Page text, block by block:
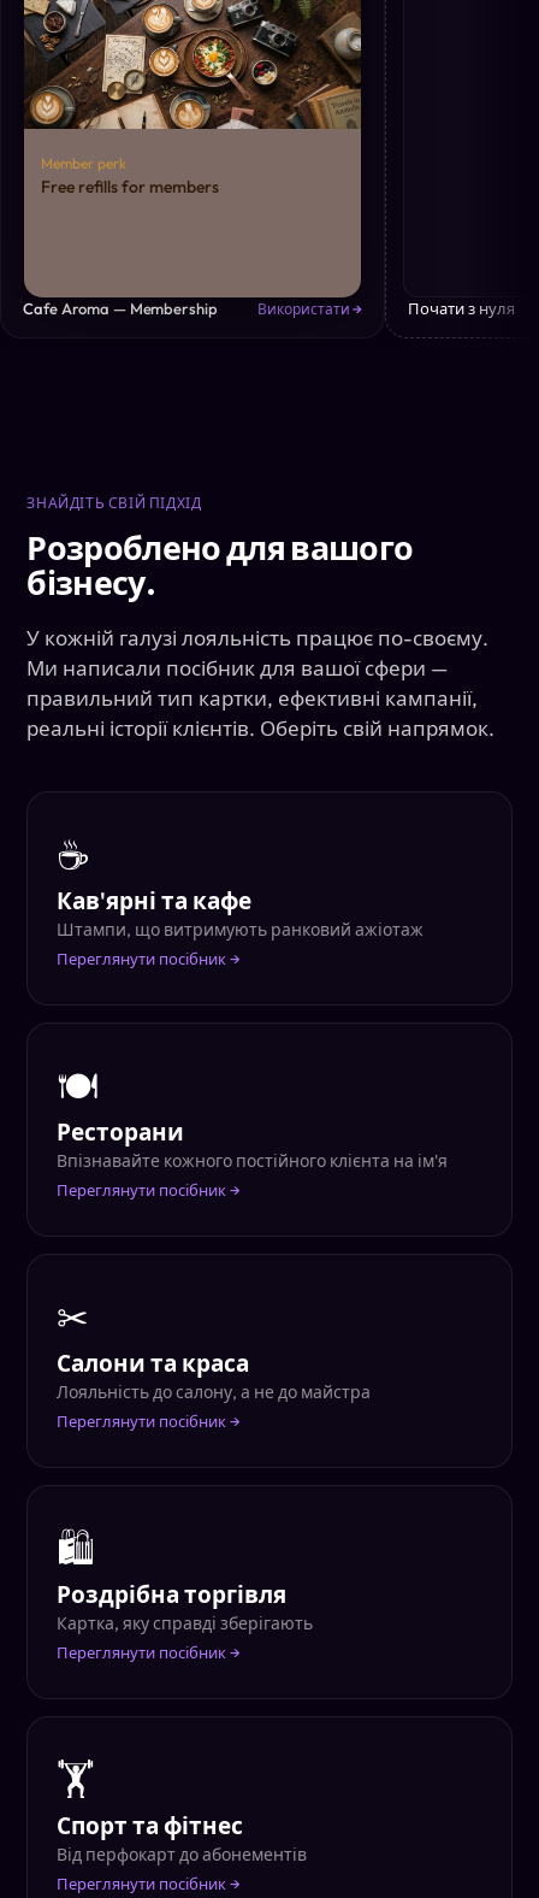
Member perk
Free refills for members
Cafe Aroma — Membership Використати → Почати з нуля
ЗНАЙДІТЬ СВІЙ ПІДХІД
Розроблено для вашого
бізнесу.
У кожній галузі лояльність працює по-своєму.
Ми написали посібник для вашої сфери —
правильний тип картки, ефективні кампанії,
реальні історії клієнтів. Оберіть свій напрямок.
☕
Кав'ярні та кафе
Штампи, що витримують ранковий ажіотаж
Переглянути посібник →
🍽
Ресторани
Впізнавайте кожного постійного клієнта на ім'я
Переглянути посібник →
✂
Салони та краса
Лояльність до салону, а не до майстра
Переглянути посібник →
🛍
Роздрібна торгівля
Картка, яку справді зберігають
Переглянути посібник →
🏋
Спорт та фітнес
Від перфокарт до абонементів
Переглянути посібник →